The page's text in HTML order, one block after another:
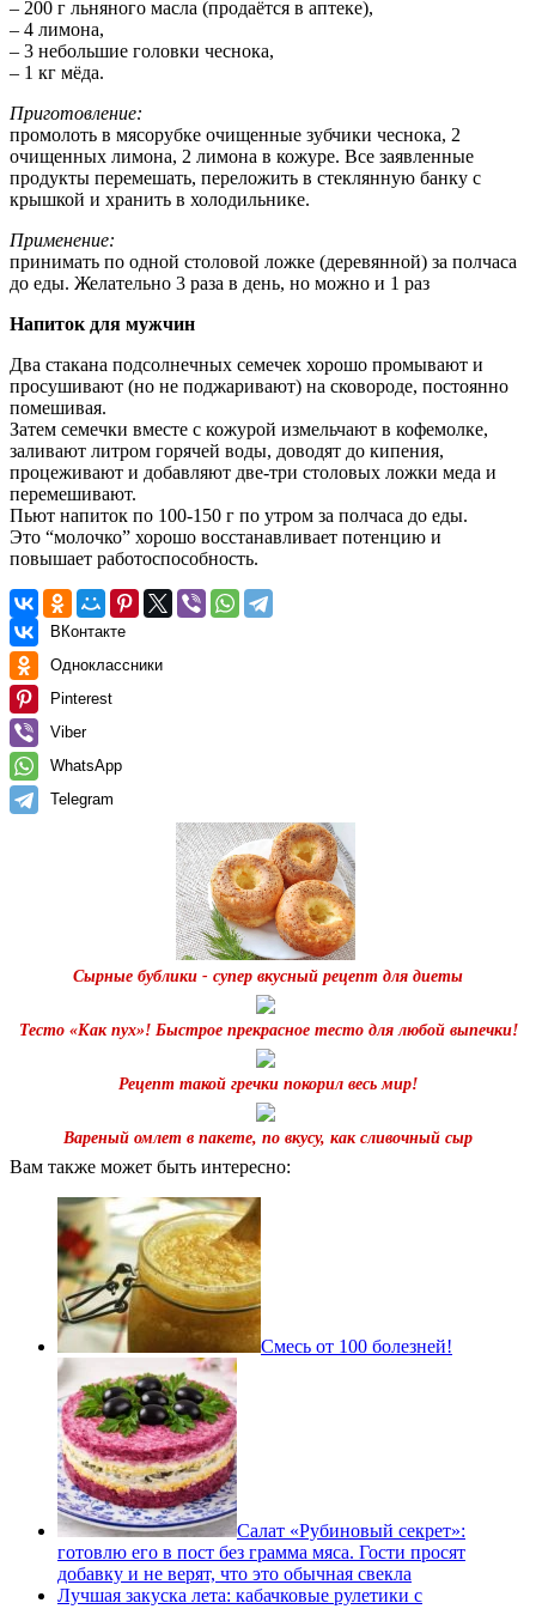
– 200 г льняного масла (продаётся в аптеке),
– 4 лимона,
– 3 небольшие головки чеснока,
– 1 кг мёда.
Приготовление:
промолоть в мясорубке очищенные зубчики чеснока, 2
очищенных лимона, 2 лимона в кожуре. Все заявленные
продукты перемешать, переложить в стеклянную банку с
крышкой и хранить в холодильнике.
Применение:
принимать по одной столовой ложке (деревянной) за полчаса
до еды. Желательно 3 раза в день, но можно и 1 раз
Напиток для мужчин
Два стакана подсолнечных семечек хорошо промывают и
просушивают (но не поджаривают) на сковороде, постоянно
помешивая.
Затем семечки вместе с кожурой измельчают в кофемолке,
заливают литром горячей воды, доводят до кипения,
процеживают и добавляют две-три столовых ложки меда и
перемешивают.
Пьют напиток по 100-150 г по утром за полчаса до еды.
Это “молочко” хорошо восстанавливает потенцию и
повышает работоспособность.
ВКонтакте
Одноклассники
Pinterest
Viber
WhatsApp
Telegram
Сырные бублики - супер вкусный рецепт для диеты
Тесто «Как пух»! Быстрое прекрасное тесто для любой выпечки!
Рецепт такой гречки покорил весь мир!
Вареный омлет в пакете, по вкусу, как сливочный сыр
Вам также может быть интересно:
Cмесь от 100 болезней!
Салат «Рубиновый секрет»:
готовлю его в пост без грамма мяса. Гости просят
добавку и не верят, что это обычная свекла
Лучшая закуска лета: кабачковые рулетики с